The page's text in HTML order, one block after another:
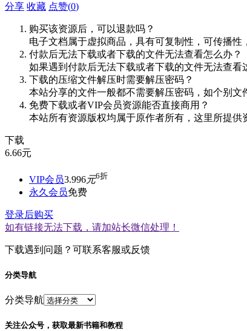
分享 收藏 点赞(0)
购买该资源后，可以退款吗？
电子文档属于虚拟商品，具有可复制性，可传播
付款后无法下载或者下载的文件无法查看怎么办？
如果遇到付款后无法下载或者下载的文件无法查看
下载的压缩文件解压时需要解压密码？
本站分享的文件一般都不需要解压密码，如个别文
免费下载或者VIP会员资源能否直接商用？
本站所有资源版权均属于原作者所有，这里所提
下载
6.66元
VIP会员3.996元6折
永久会员免费
登录后购买
如有链接无法下载，请加站长微信处理！
下载遇到问题？可联系客服或反馈
分类导航
分类导航
关注公众号，获取最新书籍和教程